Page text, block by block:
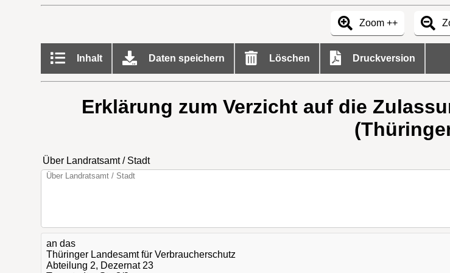
Zoom ++
Inhalt Daten speichern Löschen Druckversion
Erklärung zum Verzicht auf die
Über Landratsamt / Stadt
an das
Thüringer Landesamt für Verbraucherschutz
Abteilung 2, Dezernat 23